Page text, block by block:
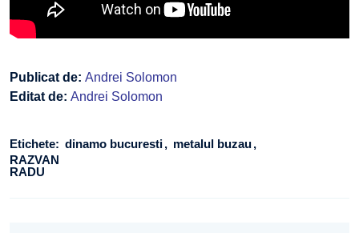
Publicat de: Andrei Solomon
Editat de: Andrei Solomon
Etichete: dinamo bucuresti metalul buzau
RAZVAN
RADU